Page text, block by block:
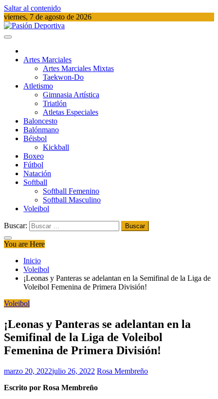
Saltar al contenido
viernes, 7 de agosto de 2026
Artes Marciales
Artes Marciales Mixtas
Taekwon-Do
Atletismo
Gimnasia Artística
Triatlón​
Atletas Especiales
Baloncesto
Balónmano
Béisbol
Kickball​
Boxeo
Fútbol
Natación​
Softball​
Softball​ Femenino
Softball​ Masculino
Voleibol​
Buscar:
You are Here
Inicio
Voleibol
¡Leonas y Panteras se adelantan en la Semifinal de la Liga de
Voleibol Femenina de Primera División!
Voleibol
¡Leonas y Panteras se adelantan en la
Semifinal de la Liga de Voleibol
Femenina de Primera División!
marzo 20, 2022julio 26, 2022 Rosa Membreño
Escrito por Rosa Membreño